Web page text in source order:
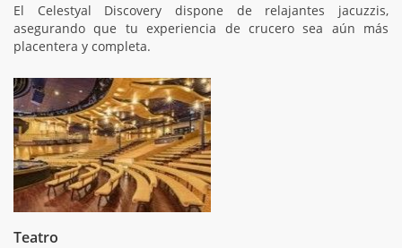
El Celestyal Discovery dispone de relajantes jacuzzis,
asegurando que tu experiencia de crucero sea aún más
placentera y completa.
Teatro